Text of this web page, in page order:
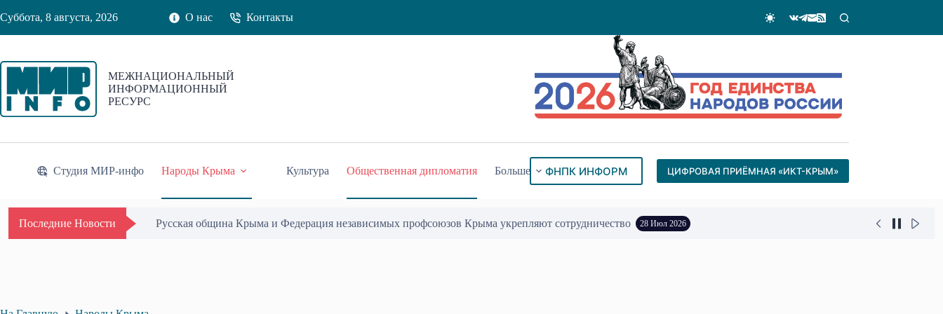
к
Суббота, 8 августа, 2026 О нас Контакты
МЕЖНАЦИОНАЛЬНЫЙ
ИНФОРМАЦИОННЫЙ
РЕСУРС
Студия МИР-инфо Народы Крыма Культура Общественная дипломатия Больше ФНПК ИНФОРМ ЦИФРОВАЯ ПРИЁМНАЯ «ИКТ-КРЫМ»
Последние Новости Одиссей Пипия удостоен Почётного знака «За гражданское служение» 17 Июл 2026